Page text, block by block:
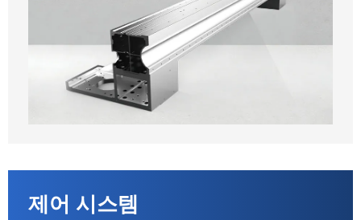
제어 시스템